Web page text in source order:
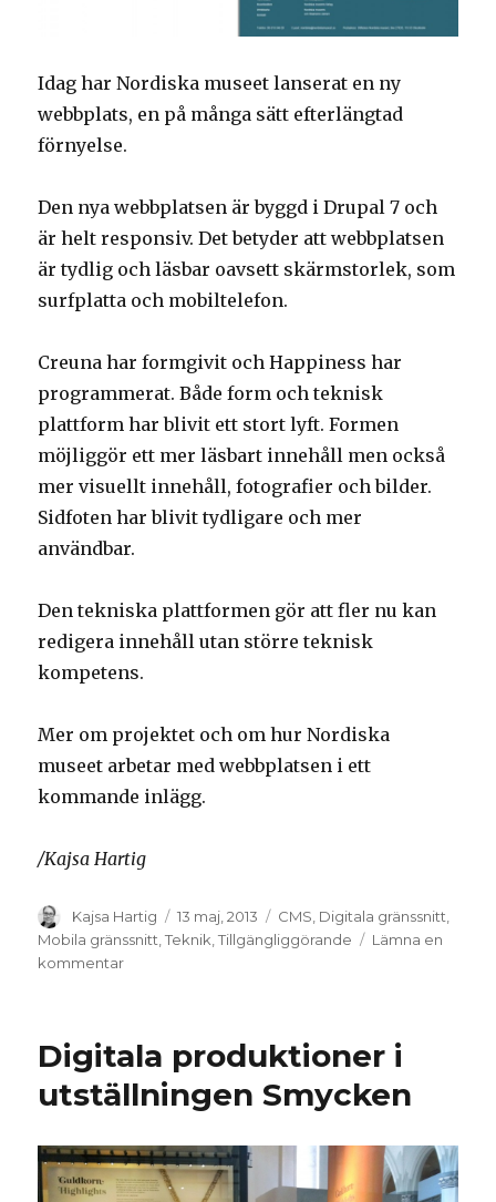
Idag har Nordiska museet lanserat en ny
webbplats, en på många sätt efterlängtad
förnyelse.
Den nya webbplatsen är byggd i Drupal 7 och
är helt responsiv. Det betyder att webbplatsen
är tydlig och läsbar oavsett skärmstorlek, som
surfplatta och mobiltelefon.
Creuna har formgivit och Happiness har
programmerat. Både form och teknisk
plattform har blivit ett stort lyft. Formen
möjliggör ett mer läsbart innehåll men också
mer visuellt innehåll, fotografier och bilder.
Sidfoten har blivit tydligare och mer
användbar.
Den tekniska plattformen gör att fler nu kan
redigera innehåll utan större teknisk
kompetens.
Mer om projektet och om hur Nordiska
museet arbetar med webbplatsen i ett
kommande inlägg.
/Kajsa Hartig
Författare
Kajsa Hartig Postat
13 maj, 2013 Kategorier
CMS Digitala gränssnitt
Mobila gränssnitt ,Teknik ,Tillgängliggörande
Lämna en
kommentar
Nordiska
museet
Digitala produktioner i
utställningen Smycken